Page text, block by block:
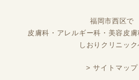
福岡市西区で
皮膚科・アレルギー科・美容皮膚
しおりクリニック
> サイトマップ